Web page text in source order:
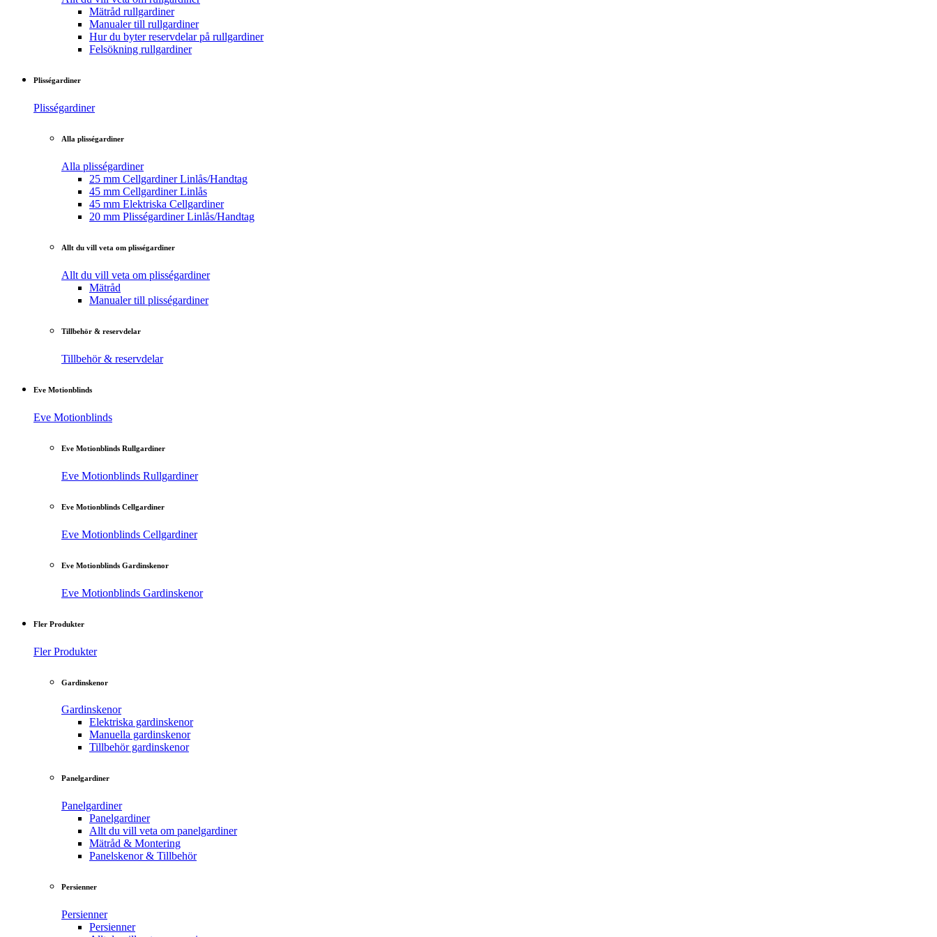
Mätråd rullgardiner
Manualer till rullgardiner
Hur du byter reservdelar på rullgardiner
Felsökning rullgardiner
Plisségardiner
Plisségardiner
Alla plisségardiner
Alla plisségardiner
25 mm Cellgardiner Linlås/Handtag
45 mm Cellgardiner Linlås
45 mm Elektriska Cellgardiner
20 mm Plisségardiner Linlås/Handtag
Allt du vill veta om plisségardiner
Allt du vill veta om plisségardiner
Mätråd
Manualer till plisségardiner
Tillbehör & reservdelar
Tillbehör & reservdelar
Eve Motionblinds
Eve Motionblinds
Eve Motionblinds Rullgardiner
Eve Motionblinds Rullgardiner
Eve Motionblinds Cellgardiner
Eve Motionblinds Cellgardiner
Eve Motionblinds Gardinskenor
Eve Motionblinds Gardinskenor
Fler Produkter
Fler Produkter
Gardinskenor
Gardinskenor
Elektriska gardinskenor
Manuella gardinskenor
Tillbehör gardinskenor
Panelgardiner
Panelgardiner
Panelgardiner
Allt du vill veta om panelgardiner
Mätråd & Montering
Panelskenor & Tillbehör
Persienner
Persienner
Persienner